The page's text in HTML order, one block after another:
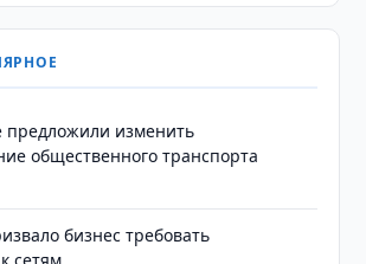
предложили изменить
общественного транспорта
бизнес требовать